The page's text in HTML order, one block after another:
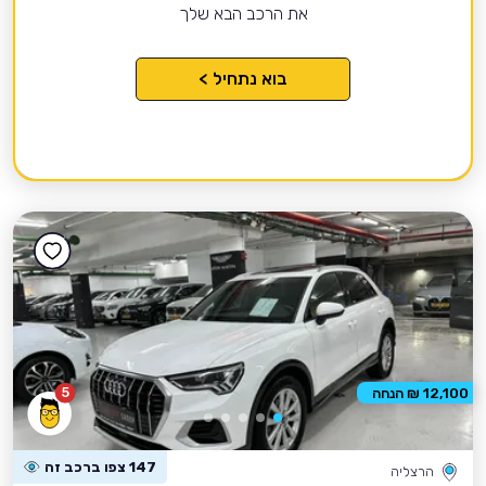
את הרכב הבא שלך
בוא נתחיל >
5
הרצליה 147 צפו ברכב זה
12,100 ₪ הנחה